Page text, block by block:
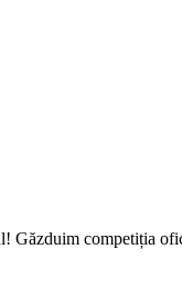
Găzduim competiția